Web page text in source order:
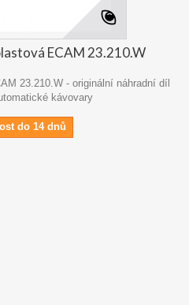
ECAM 23.210.W
23.210.W - originální náhradní díl
kávovary
do 14 dnů